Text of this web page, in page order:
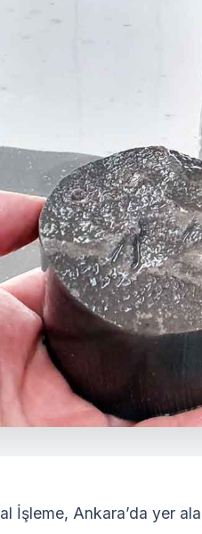
İşleme, Ankara’da yer